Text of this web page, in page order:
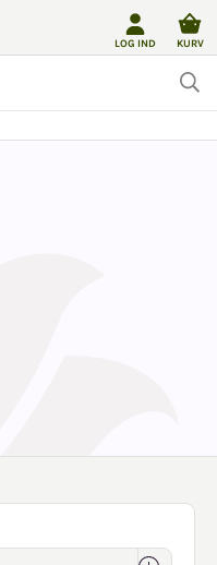
LOG IND KURV